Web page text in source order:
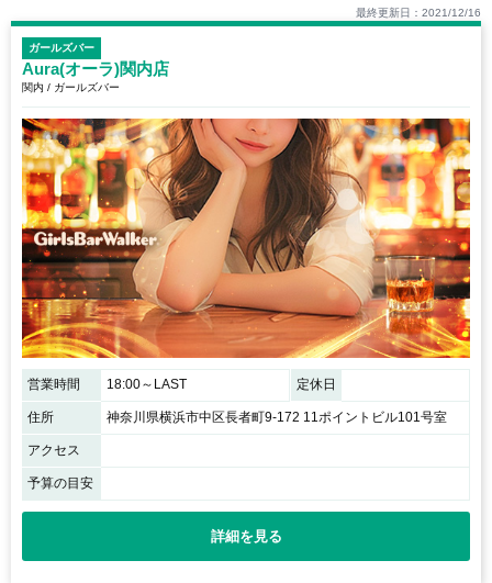
最終更新日：2021/12/16
ガールズバー
Aura(オーラ)関内店
関内 / ガールズバー
営業時間 18:00～LAST 定休日
住所 神奈川県横浜市中区長者町9-172 11ポイントビル101号室
アクセス
予算の目安
詳細を見る